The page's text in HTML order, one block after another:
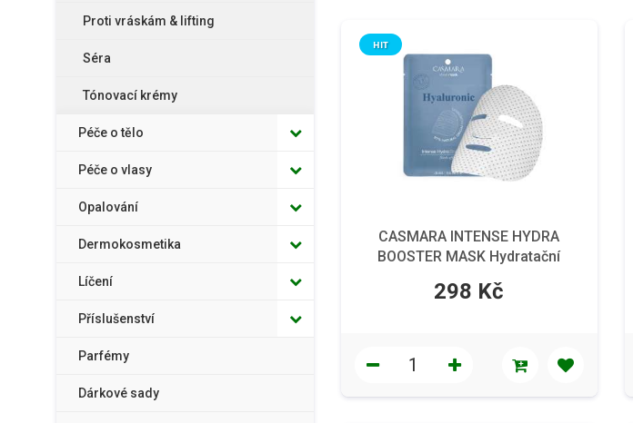
Proti vráskám & lifting
Séra
Tónovací krémy
Péče o tělo
Péče o vlasy
Opalování
Dermokosmetika
Líčení
Příslušenství
Parfémy
Dárkové sady
CASMARA INTENSE HYDRA
BOOSTER MASK Hydratační
HIT
298 Kč